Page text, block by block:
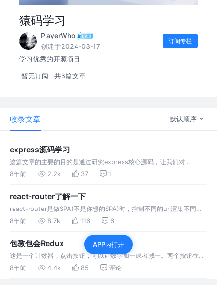
猿码学习
PlayerWho
创建于2024-03-17
订阅专栏
学习优秀的开源项目
暂无订阅 共3篇文章
收录文章 默认顺序
express源码学习
这篇文章的主要的目的是通过研究express核心源码，让我们对
express深入理解，不仅会用express，还要理解其背后的思想，提高
代码和核心流程，类型判断和express的使用等不包括在内。 expres…
8年前 2.2k 37 1
react-router了解一下
react-router是做SPA(不是你想的SPA)时，控制不同的url渲染不同的
组件的js库。用react-router可以方便开发，不需要手动维护url和组件
组件是对react-r…
8年前 8.7k 116 6
包教包会Redux
这是一个计数器，点击按钮，可以让数字加一或者减一。两个按钮在
Counter组件里，显示数字的在Number组件里。 首先分析这个需求，
8年前 4.4k 85 评论
APP内打开